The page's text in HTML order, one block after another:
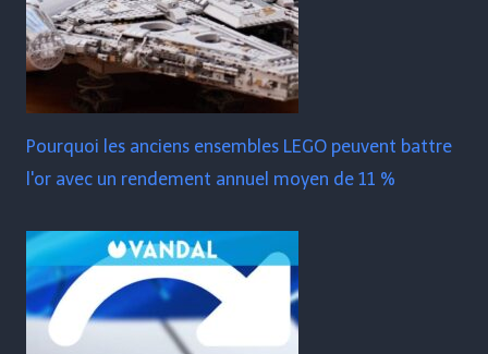
Pourquoi les anciens ensembles LEGO peuvent battre
l'or avec un rendement annuel moyen de 11 %